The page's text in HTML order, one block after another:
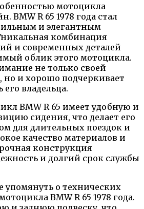
мотоцикла
BMW R 65 1978 года стал
и элегантным
комбинация
и современных деталей
облик этого мотоцикла.
не только своей
но и хорошо подчеркивает
владельца.
BMW R 65 имеет удобную и
сидения, что делает его
для длительных поездок и
качество материалов и
конструкция
и долгий срок службы
упомянуть о технических
BMW R 65 1978 года.